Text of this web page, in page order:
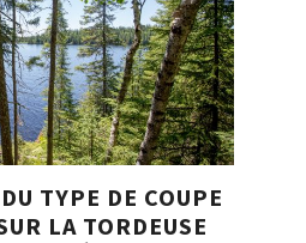
TYPE DE COUPE
LA TORDEUSE